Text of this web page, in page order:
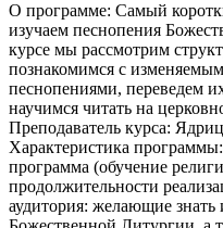
О программе: Самый
изучаем песнопения
курсе мы рассмотрим
познакомимся с
песнопениями, переведем
научимся читать на
Преподаватель курса:
Характеристика
программа (обучение
продолжительности
аудитория: желающие знать